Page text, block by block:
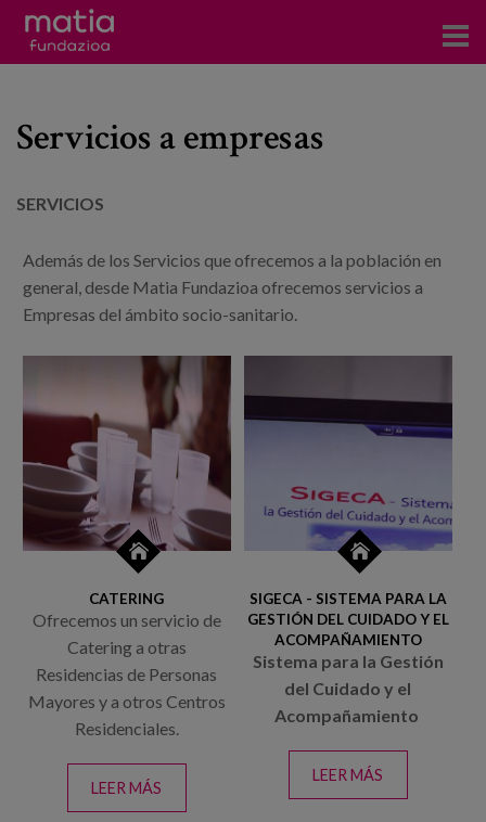
Servicios
Noticias
Trabaja con nosotros
Canal de denuncias
es
Servicios a empresas
SERVICIOS
Además de los Servicios que ofrecemos a la población en
general, desde Matia Fundazioa ofrecemos servicios a
Empresas del ámbito socio-sanitario.
CATERING
Ofrecemos un servicio de
Catering a otras
Residencias de Personas
Mayores y a otros Centros
Residenciales.
LEER MÁS
CATERING
SIGECA - SISTEMA PARA LA
GESTIÓN DEL CUIDADO Y EL
ACOMPAÑAMIENTO
Sistema para la Gestión
del Cuidado y el
Acompañamiento
LEER MÁS
SISTEMA